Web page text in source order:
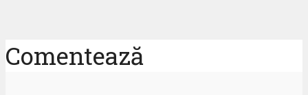
Comentează